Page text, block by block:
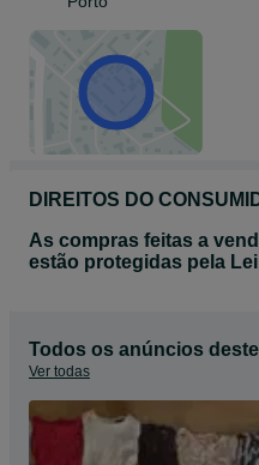
DIREITOS DO
As compras feitas a
estão protegidas pela
Todos os anúncios
Ver todas